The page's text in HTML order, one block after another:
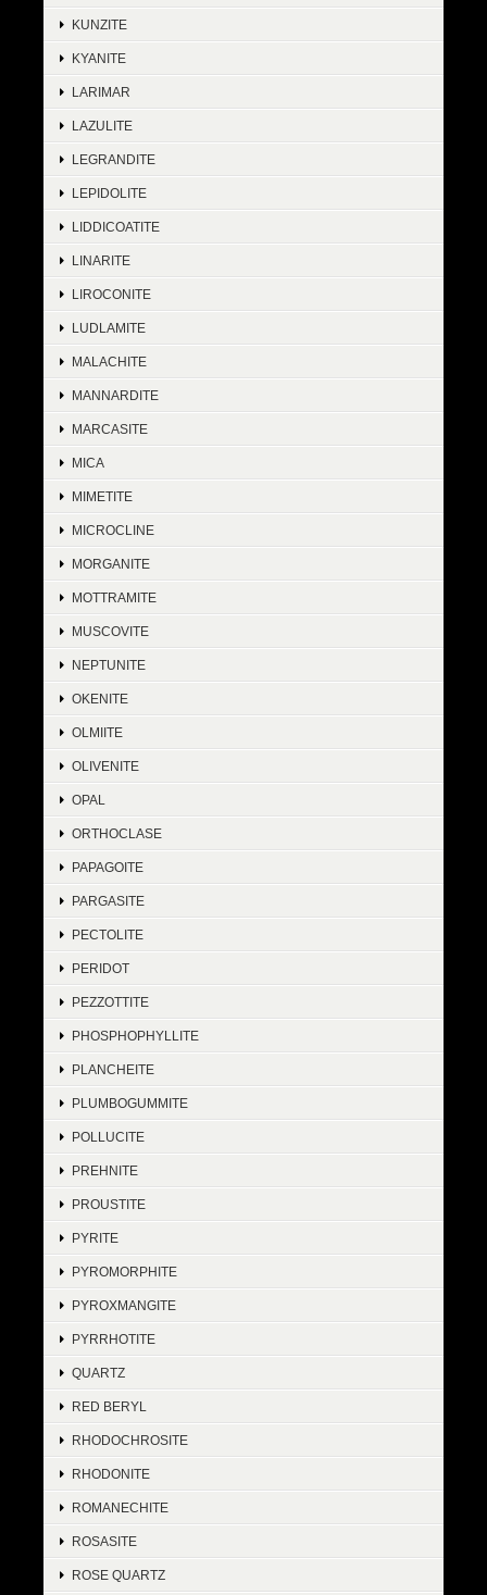
KUNZITE
KYANITE
LARIMAR
LAZULITE
LEGRANDITE
LEPIDOLITE
LIDDICOATITE
LINARITE
LIROCONITE
LUDLAMITE
MALACHITE
MANNARDITE
MARCASITE
MICA
MIMETITE
MICROCLINE
MORGANITE
MOTTRAMITE
MUSCOVITE
NEPTUNITE
OKENITE
OLMIITE
OLIVENITE
OPAL
ORTHOCLASE
PAPAGOITE
PARGASITE
PECTOLITE
PERIDOT
PEZZOTTITE
PHOSPHOPHYLLITE
PLANCHEITE
PLUMBOGUMMITE
POLLUCITE
PREHNITE
PROUSTITE
PYRITE
PYROMORPHITE
PYROXMANGITE
PYRRHOTITE
QUARTZ
RED BERYL
RHODOCHROSITE
RHODONITE
ROMANECHITE
ROSASITE
ROSE QUARTZ